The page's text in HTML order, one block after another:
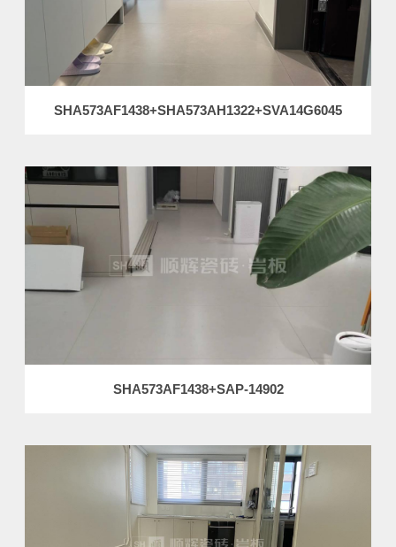
SHA573AF1438+SHA573AH1322+SVA14G6045
SHA573AF1438+SAP-14902